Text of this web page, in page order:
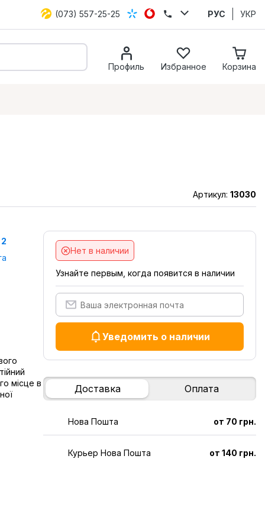
(073) 557-25-25 РУС УКР
Профиль Избранное Корзина
Артикул: 13030
місце в
Нет в наличии
Узнайте первым, когда появится в наличии
Уведомить о наличии
Доставка Оплата
Нова Пошта от 70 грн.
Курьер Нова Пошта от 140 грн.